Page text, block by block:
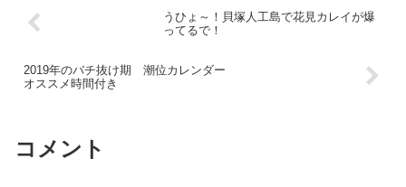
うひょ～！貝塚人工島で花見カレイが爆
ってるで！
2019年のバチ抜け期 潮位カレンダー
オススメ時間付き
コメント